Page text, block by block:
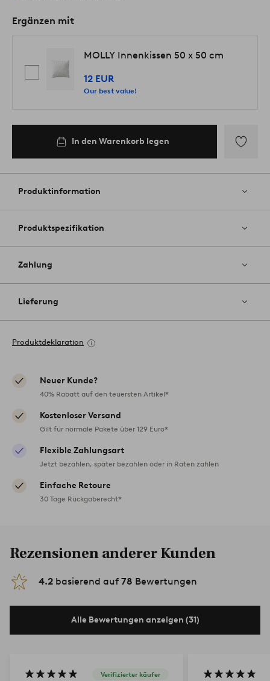
Ergänzen mit
MOLLY Innenkissen 50 x 50 cm
12 EUR
Our best value!
In den Warenkorb legen
Favoriten
Produktinformation
Produktspezifikation
Zahlung
Lieferung
Produktdeklaration
Neuer Kunde?
40% Rabatt auf den teuersten Artikel*
Kostenloser Versand
Gilt für normale Pakete über 129 Euro*
Flexible Zahlungsart
Jetzt bezahlen, später bezahlen oder in Raten zahlen
Einfache Retoure
30 Tage Rückgaberecht*
Rezensionen anderer Kunden
4.2 basierend auf 78 Bewertungen
Alle Bewertungen anzeigen (31)
Verifizierter käufer